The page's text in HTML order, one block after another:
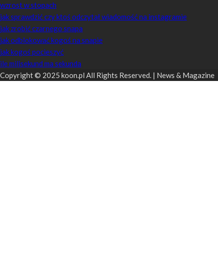
wzrost w stopach
jak sprawdzić czy ktoś odczytał wiadomość na instagramie
jak zrobić czarnego snapa
jak odblokować kogoś na snapie
jak kogoś pocieszyć
ile milisekund ma sekunda
Copyright © 2025 koon.pl All Rights Reserved. | News & Magazine